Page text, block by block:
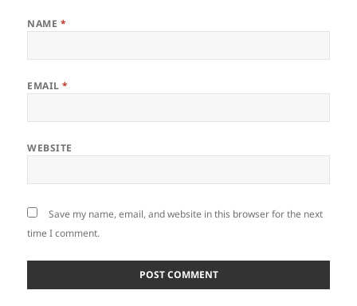
NAME *
EMAIL*
WEBSITE
Save my name, email, and website in this browser for the next
time I comment.